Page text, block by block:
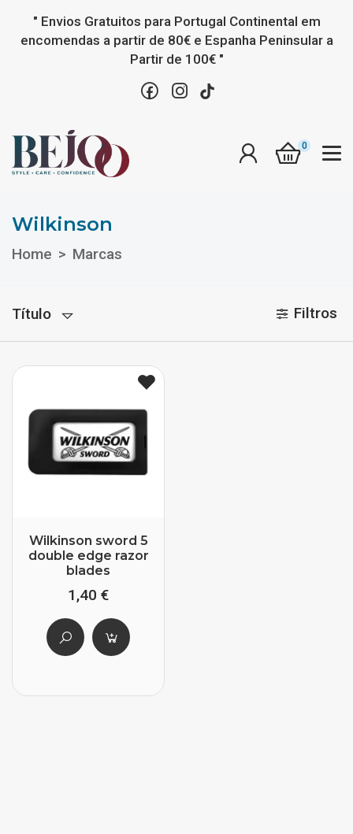
" Envios Gratuitos para Portugal Continental em
encomendas a partir de 80€ e Espanha Peninsular a
Partir de 100€ "
0
Wilkinson
Wilkinson
Home Marcas
Título Filtros
Wilkinson sword 5
double edge razor
blades
1,40 €